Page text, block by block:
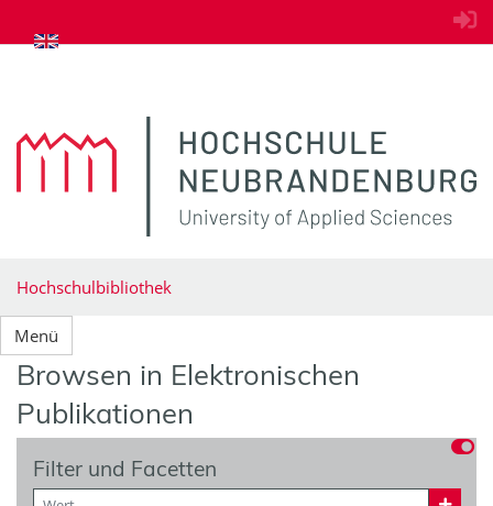
zum Inhalt springen
Hochschulbibliothek
Menü
Browsen in Elektronischen
Publikationen
Filter und Facetten